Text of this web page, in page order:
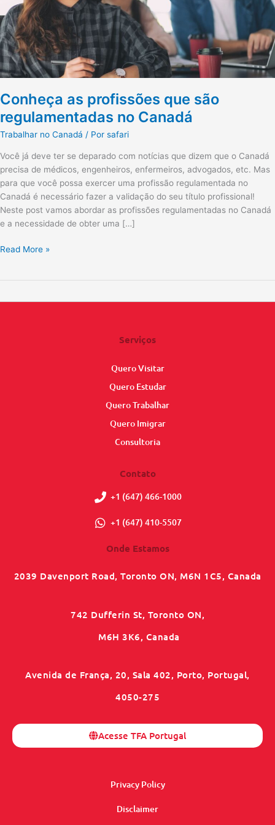
Conheça as profissões que são
regulamentadas no Canadá
Trabalhar no Canadá / Por safari
Você já deve ter se deparado com notícias que dizem que o Canadá
precisa de médicos, engenheiros, enfermeiros, advogados, etc. Mas
para que você possa exercer uma profissão regulamentada no
Canadá é necessário fazer a validação do seu título profissional!
Neste post vamos abordar as profissões regulamentadas no Canadá
e a necessidade de obter uma […]
no
Canadá
Read More »
Serviços
Quero Visitar
Quero Estudar
Quero Trabalhar
Quero Imigrar
Consultoria
Contato
+1 (647) 466-1000
+1 (647) 410-5507
Onde Estamos
2039 Davenport Road, Toronto ON, M6N 1C5, Canada
742 Dufferin St, Toronto ON,
M6H 3K6, Canada
Avenida de França, 20, Sala 402, Porto, Portugal,
4050-275
Acesse TFA Portugal
Privacy Policy
Disclaimer